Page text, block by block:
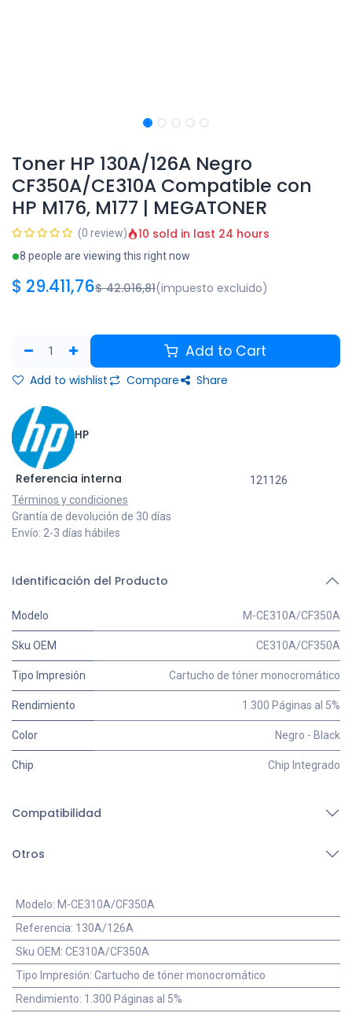
Toner HP 130A/126A Negro
CF350A/CE310A Compatible con
HP M176, M177 | MEGATONER
(0 review) 10 sold in last 24 hours
8 people are viewing this right now
$ 29.411,76$42.016,81(impuesto excluido)
Add to Cart
Add to wishlist Compare Share
HP
Referencia interna
121126
Términos y condiciones
Grantía de devolución de 30 días
Envío: 2-3 días hábiles
Identificación del Producto
Modelo M-CE310A/CF350A
Sku OEM CE310A/CF350A
Tipo Impresión Cartucho de tóner monocromático
Rendimiento 1.300 Páginas al 5%
Color Negro - Black
Chip Chip Integrado
Compatibilidad
Otros
Modelo: M-CE310A/CF350A
Referencia: 130A/126A
Sku OEM: CE310A/CF350A
Tipo Impresión: Cartucho de tóner monocromático
Rendimiento: 1.300 Páginas al 5%